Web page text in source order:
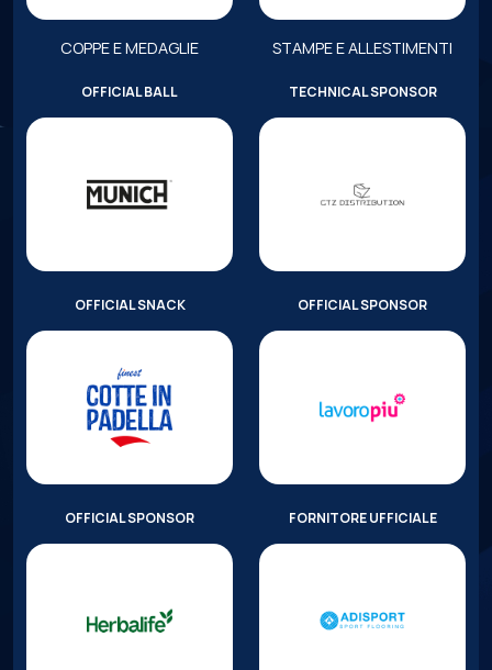
COPPE E MEDAGLIE STAMPE E ALLESTIMENTI
OFFICIAL BALL TECHNICAL SPONSOR
OFFICIAL SNACK OFFICIAL SPONSOR
OFFICIAL SPONSOR FORNITORE UFFICIALE